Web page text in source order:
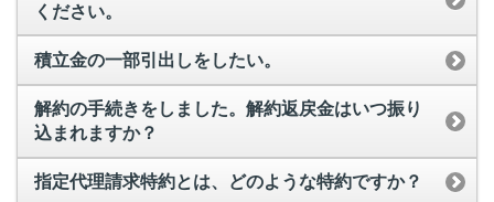
ください。
積立金の一部引出しをしたい。
解約の手続きをしました。解約返戻金はいつ振り
込まれますか？
指定代理請求特約とは、どのような特約ですか？